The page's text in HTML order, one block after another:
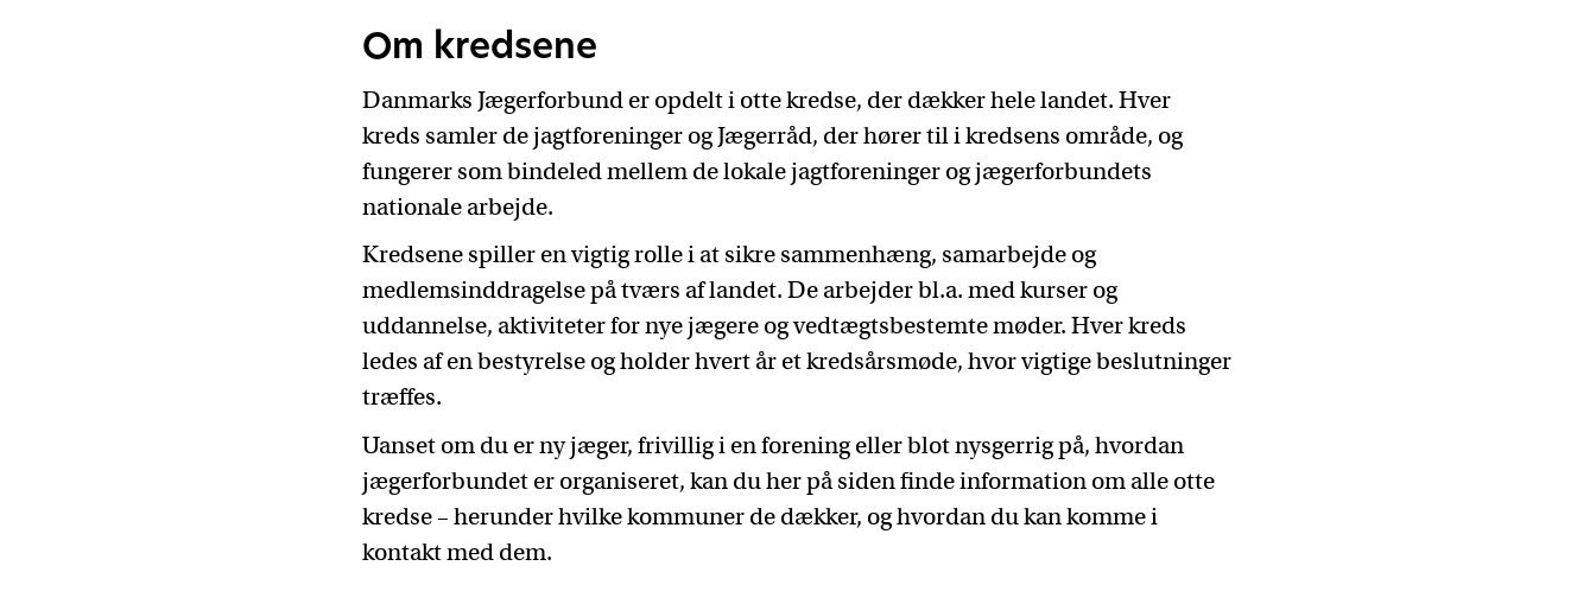
Om kredsene
Danmarks Jægerforbund er opdelt i otte kredse, der dækker hele landet. Hver
kreds samler de jagtforeninger og Jægerråd, der hører til i kredsens område, og
fungerer som bindeled mellem de lokale jagtforeninger og jægerforbundets
nationale arbejde.
Kredsene spiller en vigtig rolle i at sikre sammenhæng, samarbejde og
medlemsinddragelse på tværs af landet. De arbejder bl.a. med kurser og
uddannelse, aktiviteter for nye jægere og vedtægtsbestemte møder. Hver kreds
ledes af en bestyrelse og holder hvert år et kredsårsmøde, hvor vigtige beslutninger
træffes.
Uanset om du er ny jæger, frivillig i en forening eller blot nysgerrig på, hvordan
jægerforbundet er organiseret, kan du her på siden finde information om alle otte
kredse – herunder hvilke kommuner de dækker, og hvordan du kan komme i
kontakt med dem.